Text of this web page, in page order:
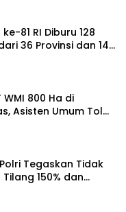
81 RI Diburu 128
36 Provinsi dan 14
WMI 800 Ha di
Asisten Umum Tolak
Presiden
Tegaskan Tidak
150% dan